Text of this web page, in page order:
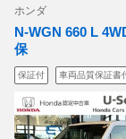
ホンダ
N-WGN 660 L
保
保証付 車両品質保証書